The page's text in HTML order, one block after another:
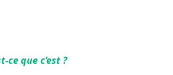
ce que c’est ?